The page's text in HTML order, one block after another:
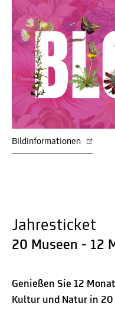
Bildinformationen
Jahresticket
20 Museen - 12
Genießen Sie 12
Kultur und Natur in